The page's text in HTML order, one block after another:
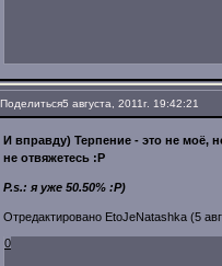
Поделиться5 августа, 2011г. 19:42:21
И вправду) Терпение - это не моё,
не отвяжетесь :Р
P.s.: я уже 50.50% :Р)
Отредактировано EtoJeNatashka (5
0